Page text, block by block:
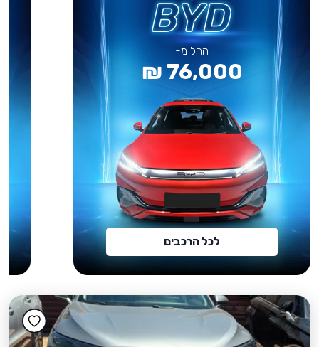
החל מ-
76,000 ₪
לכל הרכבים